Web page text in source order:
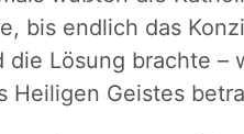
bis endlich das
Lösung brachte –
Heiligen Geistes